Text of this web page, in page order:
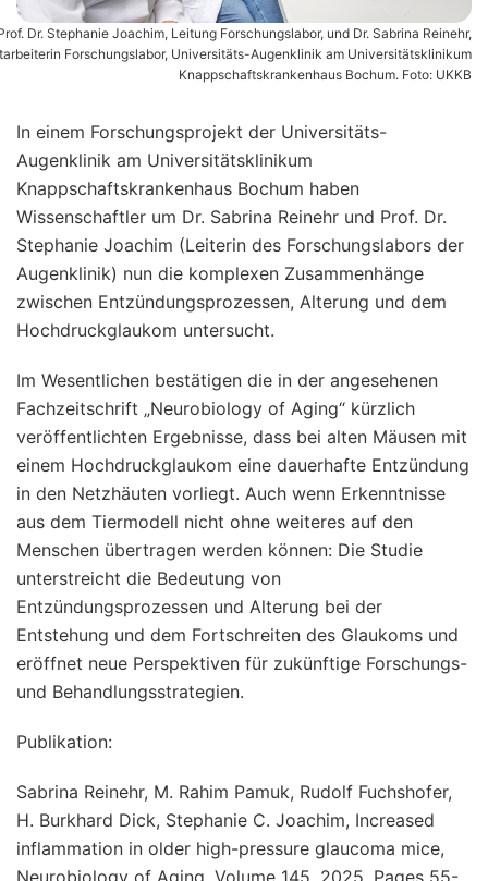
Dr. Stephanie Joachim, Leitung Forschungslabor, und Dr. Sabrina Reinehr,
Forschungslabor, Universitäts-Augenklinik am Universitätsklinikum
Knappschaftskrankenhaus Bochum. Foto: UKKB
In einem Forschungsprojekt der Universitäts-
Augenklinik am Universitätsklinikum
Knappschaftskrankenhaus Bochum haben
Wissenschaftler um Dr. Sabrina Reinehr und Prof. Dr.
Stephanie Joachim (Leiterin des Forschungslabors der
Augenklinik) nun die komplexen Zusammenhänge
zwischen Entzündungsprozessen, Alterung und dem
Hochdruckglaukom untersucht.
Im Wesentlichen bestätigen die in der angesehenen
Fachzeitschrift „Neurobiology of Aging“ kürzlich
veröffentlichten Ergebnisse, dass bei alten Mäusen mit
einem Hochdruckglaukom eine dauerhafte Entzündung
in den Netzhäuten vorliegt. Auch wenn Erkenntnisse
aus dem Tiermodell nicht ohne weiteres auf den
Menschen übertragen werden können: Die Studie
unterstreicht die Bedeutung von
Entzündungsprozessen und Alterung bei der
Entstehung und dem Fortschreiten des Glaukoms und
eröffnet neue Perspektiven für zukünftige Forschungs-
und Behandlungsstrategien.
Publikation:
Sabrina Reinehr, M. Rahim Pamuk, Rudolf Fuchshofer,
H. Burkhard Dick, Stephanie C. Joachim, Increased
inflammation in older high-pressure glaucoma mice,
Neurobiology of Aging, Volume 145, 2025, Pages 55-